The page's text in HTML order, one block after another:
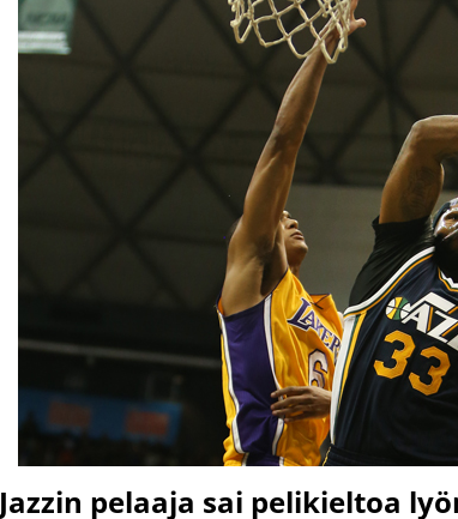
Jazzin pelaaja sai pelikieltoa